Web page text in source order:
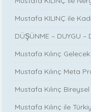
Mustafa KILINÇ ile
DÜŞÜNME – DUYGU –
Mustafa Kılınç Gelecek
Mustafa Kılınç Meta
Mustafa Kılınç
Mustafa Kılınç ile